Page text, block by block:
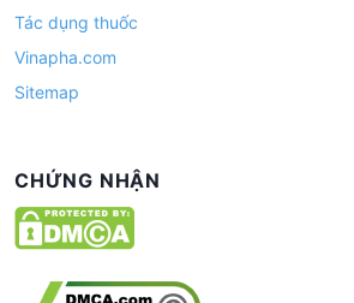
Tác dụng thuốc
Vinapha.com
Sitemap
CHỨNG NHẬN